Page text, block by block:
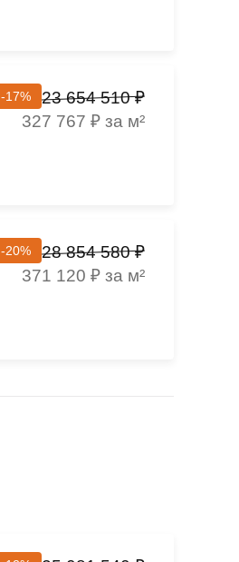
-17%
23 654 510 ₽
327 767 ₽ за м²
-20%
28 854 580 ₽
371 120 ₽ за м²